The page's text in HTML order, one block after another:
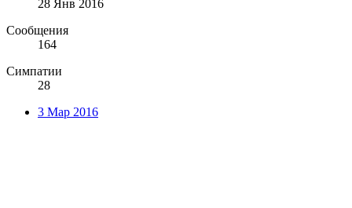
28 Янв 2016
Сообщения
164
Симпатии
28
3 Мар 2016